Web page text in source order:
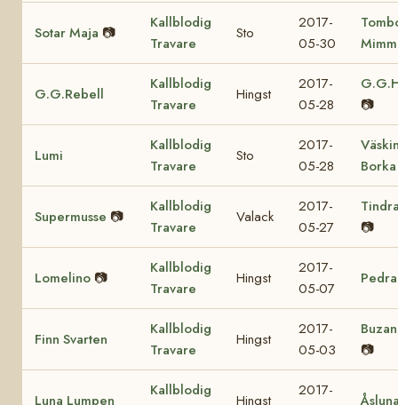
Sotar Maja 📷
Kallblodig
Travare
Sto
2017-
05-30
G.G.Rebell
Kallblodig
Travare
Hingst
2017-
05-28
📷
Lumi
Kallblodig
Travare
Sto
2017-
05-28
Borka
Supermusse 📷
Kallblodig
Travare
Valack
2017-
05-27
📷
Lomelino 📷
Kallblodig
Travare
Hingst
2017-
05-07
Pedra
Finn Svarten
Kallblodig
Travare
Hingst
2017-
05-03
📷
Luna Lumpen
Kallblodig
Hingst
2017-